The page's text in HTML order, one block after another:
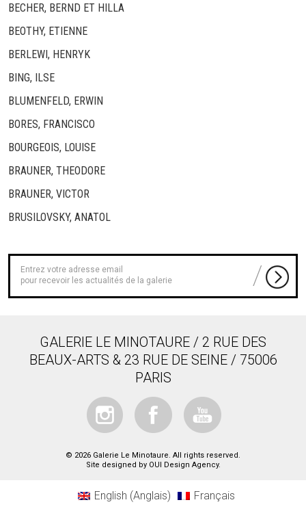
BECHER, BERND ET HILLA
BEOTHY, ETIENNE
BERLEWI, HENRYK
BING, ILSE
BLUMENFELD, ERWIN
BORES, FRANCISCO
BOURGEOIS, LOUISE
BRAUNER, THEODORE
BRAUNER, VICTOR
BRUSILOVSKY, ANATOL
pour recevoir les actualités de la galerie
GALERIE LE MINOTAURE / 2 RUE DES
BEAUX-ARTS & 23 RUE DE SEINE / 75006
PARIS
© 2026 Galerie Le Minotaure. All rights reserved.
Site designed by OUI Design Agency.
English (Anglais) Français